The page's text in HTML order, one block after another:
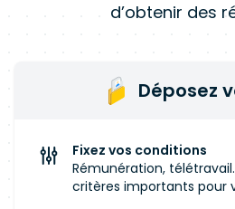
d’obtenir des
Déposez
Fixez vos conditions
Rémunération,
critères importants pour